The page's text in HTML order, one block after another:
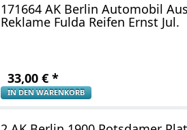
171664 AK Berlin Automobil
Reklame Fulda Reifen Ernst Jul.
33,00 € *
IN DEN WARENKORB